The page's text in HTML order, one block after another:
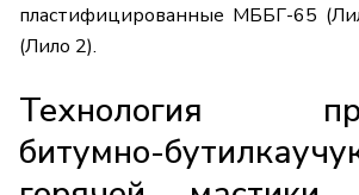
пластифицированные МББГ-65
(Лило 2).
Технология
битумно-